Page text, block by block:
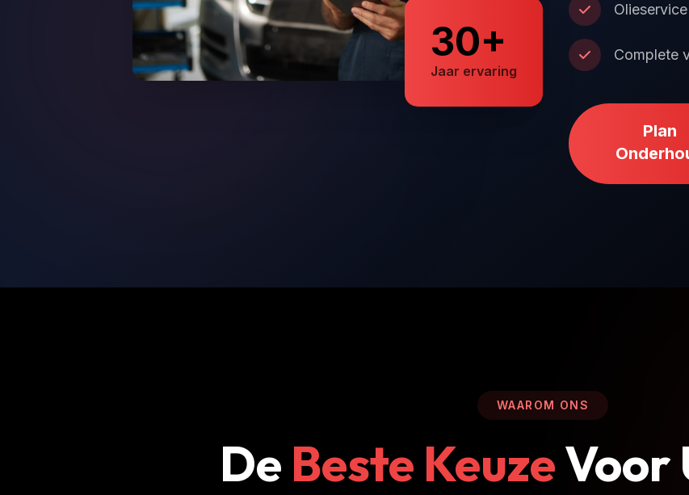
30+
Jaar ervaring
Complete
Plan
WAAROM ONS
De Beste KeuzeVoor